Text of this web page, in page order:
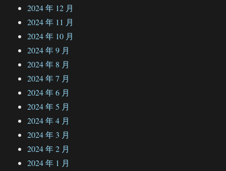
2024 年 12 月
2024 年 11 月
2024 年 10 月
2024 年 9 月
2024 年 8 月
2024 年 7 月
2024 年 6 月
2024 年 5 月
2024 年 4 月
2024 年 3 月
2024 年 2 月
2024 年 1 月